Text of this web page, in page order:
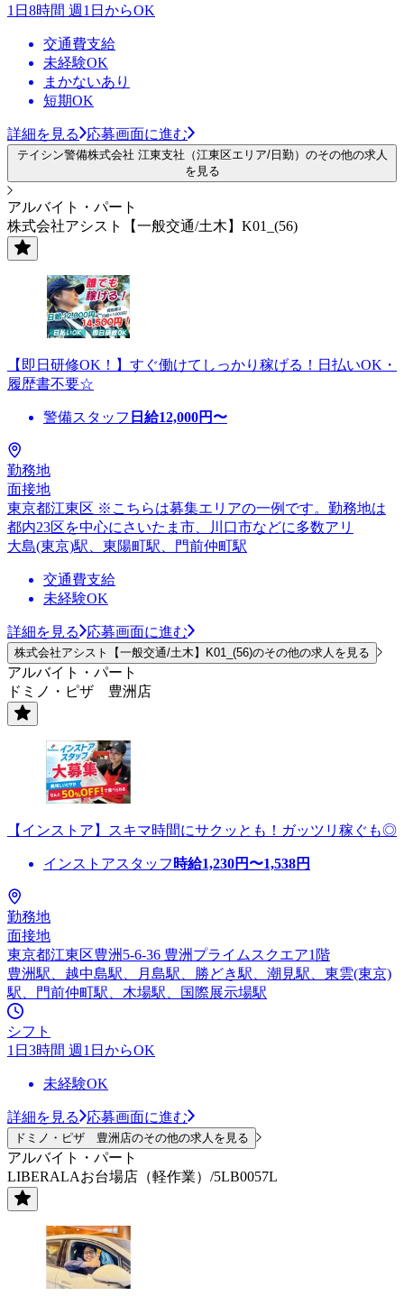
1日8時間 週1日からOK
交通費支給
未経験OK
まかないあり
短期OK
詳細を見る 応募画面に進む
テイシン警備株式会社 江東支社（江東区エリア/日勤）のその他の求人
を見る
アルバイト・パート
株式会社アシスト【一般交通/土木】K01_(56)
【即日研修OK！】すぐ働けてしっかり稼げる！日払いOK・
履歴書不要☆
警備スタッフ 日給12,000円〜
勤務地
面接地
東京都江東区 ※こちらは募集エリアの一例です。勤務地は
都内23区を中心にさいたま市、川口市などに多数アリ
大島(東京)駅、東陽町駅、門前仲町駅
交通費支給
未経験OK
詳細を見る 応募画面に進む
株式会社アシスト【一般交通/土木】K01_(56)のその他の求人を見る
アルバイト・パート
ドミノ・ピザ 豊洲店
【インストア】スキマ時間にサクッとも！ガッツリ稼ぐも◎
インストアスタッフ 時給1,230円〜1,538円
勤務地
面接地
東京都江東区豊洲5-6-36 豊洲プライムスクエア1階
豊洲駅、越中島駅、月島駅、勝どき駅、潮見駅、東雲(東京)
駅、門前仲町駅、木場駅、国際展示場駅
シフト
1日3時間 週1日からOK
未経験OK
詳細を見る 応募画面に進む
ドミノ・ピザ 豊洲店のその他の求人を見る
アルバイト・パート
LIBERALAお台場店（軽作業）/5LB0057L